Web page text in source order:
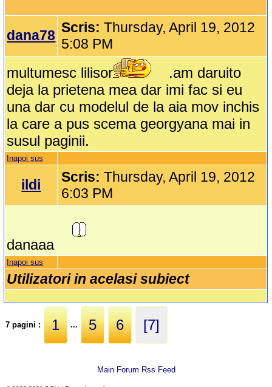
dana78 Scris:Thursday, April 19, 2012
5:08 PM
multumesc lilisor
.am daruito
deja la prietena mea dar imi fac si eu
una dar cu modelul de la aia mov inchis
la care a pus scema georgyana mai in
susul paginii.
Inapoi sus
ildi Scris:Thursday, April 19, 2012
6:03 PM
danaaa
Inapoi sus
Utilizatori in acelasi subiect
7 pagini : 1 ... 5 6 [7]
Main Forum Rss Feed